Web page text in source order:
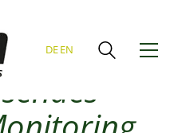
DEEN